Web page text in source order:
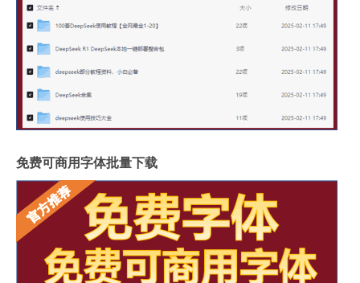
免费可商用字体批量下载